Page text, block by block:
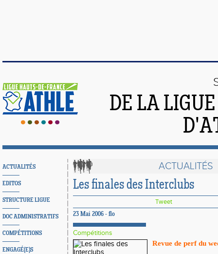
DE LA
ACTUALITÉS
EDITOS
STRUCTURE LIGUE
DOC ADMINISTRATIFS
COMPÉTITIONS
ENGAGÉ(E)S
ACTUALITÉS
Les finales des Interclubs
Tweet
23 Mai 2006 - flo
Compétitions
Revue de perf du